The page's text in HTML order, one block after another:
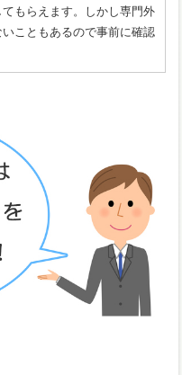
もらえます。しかし専門外
こともあるので事前に確認